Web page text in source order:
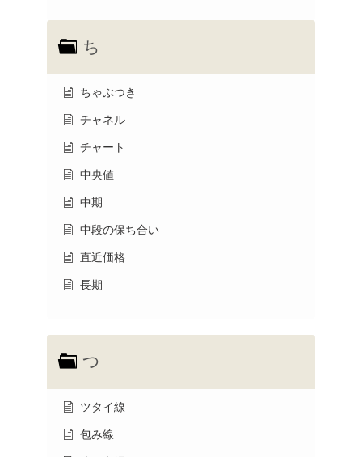
ち
ちゃぶつき
チャネル
チャート
中央値
中期
中段の保ち合い
直近価格
長期
つ
ツタイ線
包み線